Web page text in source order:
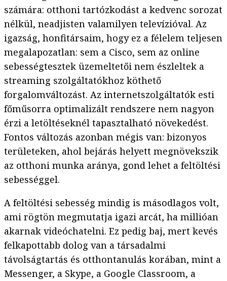
számára: otthoni tartózkodást a kedvenc sorozat
nélkül, neadjisten valamilyen televízióval. Az
igazság, honfitársaim, hogy ez a félelem teljesen
megalapozatlan: sem a Cisco, sem az online
sebességtesztek üzemeltetői nem észleltek a
streaming szolgáltatókhoz köthető
forgalomváltozást. Az internetszolgáltatók esti
főműsorra optimalizált rendszere nem nagyon
érzi a letöltéseknél tapasztalható növekedést.
Fontos változás azonban mégis van: bizonyos
területeken, ahol bejárás helyett megnövekszik
az otthoni munka aránya, gond lehet a feltöltési
sebességgel.
A feltöltési sebesség mindig is másodlagos volt,
ami rögtön megmutatja igazi arcát, ha millióan
akarnak videóchatelni. Ez pedig baj, mert kevés
felkapottabb dolog van a társadalmi
távolságtartás és otthontanulás korában, mint a
Messenger, a Skype, a Google Classroom, a